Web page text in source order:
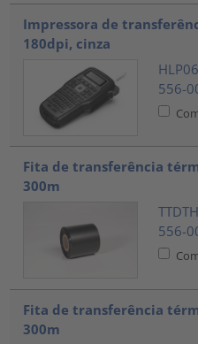
Impressora de
180dpi, cinza
556-
Fita de transferência
300m
556-
Fita de transferência
300m